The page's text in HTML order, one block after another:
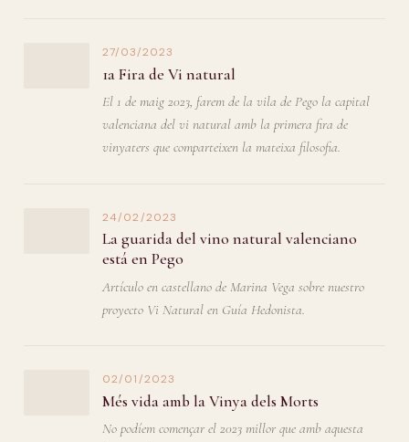
27/03/2023
1a Fira de Vi natural
El 1 de maig 2023, farem de la vila de Pego la capital
valenciana del vi natural amb la primera fira de
vinyaters que comparteixen la mateixa filosofia.
24/02/2023
La guarida del vino natural valenciano
está en Pego
Artículo en castellano de Marina Vega sobre nuestro
proyecto Vi Natural en Guía Hedonista.
02/01/2023
Més vida amb la Vinya dels Morts
No podíem començar el 2023 millor que amb aquesta